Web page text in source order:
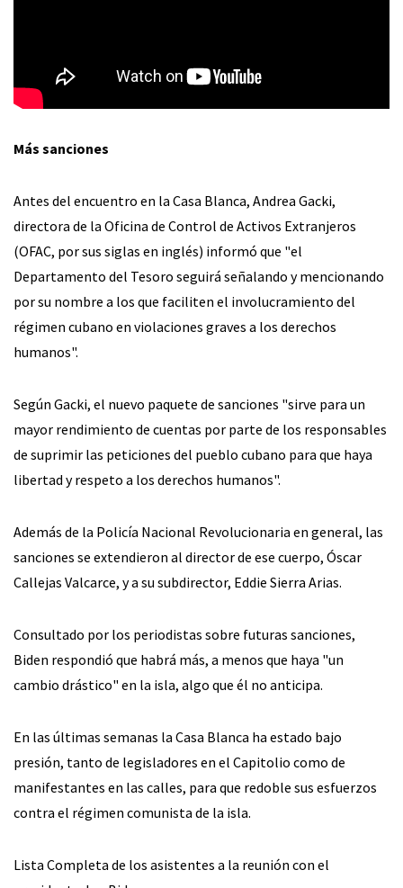
Más sanciones
Antes del encuentro en la Casa Blanca, Andrea Gacki,
directora de la Oficina de Control de Activos Extranjeros
(OFAC, por sus siglas en inglés) informó que "el
Departamento del Tesoro seguirá señalando y mencionando
por su nombre a los que faciliten el involucramiento del
régimen cubano en violaciones graves a los derechos
humanos".
Según Gacki, el nuevo paquete de sanciones "sirve para un
mayor rendimiento de cuentas por parte de los responsables
de suprimir las peticiones del pueblo cubano para que haya
libertad y respeto a los derechos humanos".
Además de la Policía Nacional Revolucionaria en general, las
sanciones se extendieron al director de ese cuerpo, Óscar
Callejas Valcarce, y a su subdirector, Eddie Sierra Arias.
Consultado por los periodistas sobre futuras sanciones,
Biden respondió que habrá más, a menos que haya "un
cambio drástico" en la isla, algo que él no anticipa.
En las últimas semanas la Casa Blanca ha estado bajo
presión, tanto de legisladores en el Capitolio como de
manifestantes en las calles, para que redoble sus esfuerzos
contra el régimen comunista de la isla.
Lista Completa de los asistentes a la reunión con el